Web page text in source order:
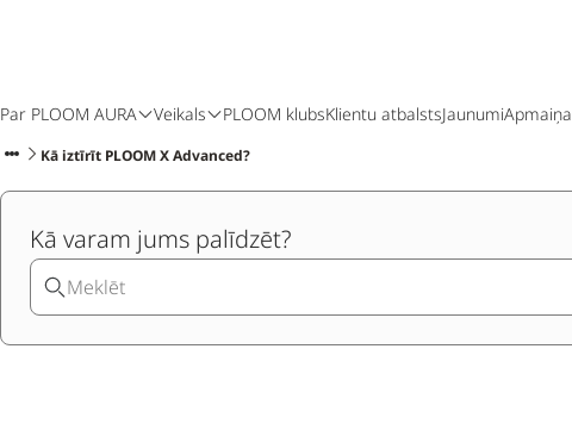
Par PLOOM AURA Veikals PLOOM klubsKlientu atbalstsJaunumiApmaiņa
Kā iztīrīt PLOOM X Advanced?
Kā varam jums palīdzēt?